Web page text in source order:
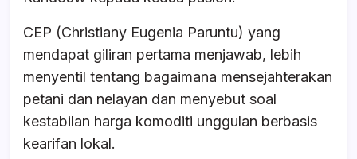
CEP (Christiany Eugenia Paruntu) yang
mendapat giliran pertama menjawab, lebih
menyentil tentang bagaimana mensejahterakan
petani dan nelayan dan menyebut soal
kestabilan harga komoditi unggulan berbasis
kearifan lokal.